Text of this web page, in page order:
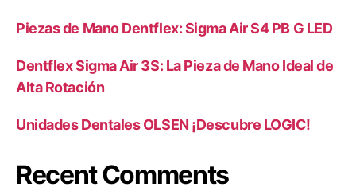
Piezas de Mano Dentflex: Sigma Air S4 PB G LED
Dentflex Sigma Air 3S: La Pieza de Mano Ideal de
Alta Rotación
Unidades Dentales OLSEN ¡Descubre LOGIC!
Recent Comments